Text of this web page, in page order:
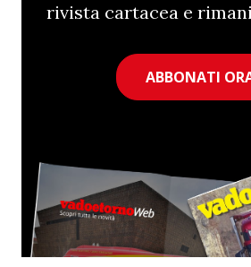
rivista cartacea e
ABBONATI